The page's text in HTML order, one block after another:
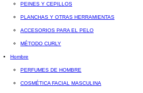
PEINES Y CEPILLOS
PLANCHAS Y OTRAS HERRAMIENTAS
ACCESORIOS PARA EL PELO
MÉTODO CURLY
Hombre
PERFUMES DE HOMBRE
COSMÉTICA FACIAL MASCULINA